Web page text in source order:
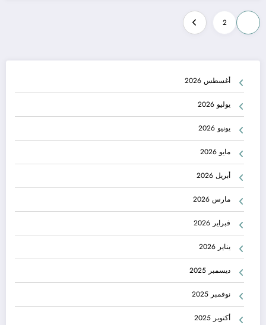
تعدد
صفحات
المقالات
2
أغسطس 2026
يوليو 2026
يونيو 2026
مايو 2026
أبريل 2026
مارس 2026
فبراير 2026
يناير 2026
ديسمبر 2025
نوفمبر 2025
أكتوبر 2025